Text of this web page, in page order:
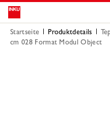
Startseite Produktdetails
cm 028 Format Modul Object